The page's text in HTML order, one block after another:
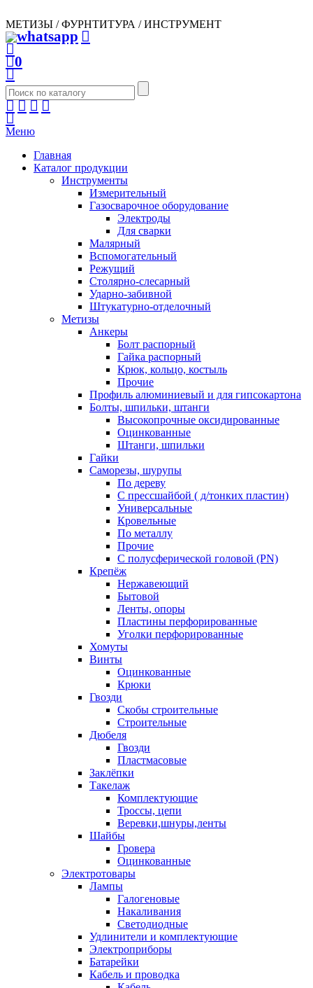
МЕТИЗЫ / ФУРНТИТУРА / ИНСТРУМЕНТ
0
Меню
Главная
Каталог продукции
Инструменты
Измерительный
Газосварочное оборудование
Электроды
Для сварки
Малярный
Вспомогательный
Режущий
Столярно-слесарный
Ударно-забивной
Штукатурно-отделочный
Метизы
Анкеры
Болт распорный
Гайка распорный
Крюк, кольцо, костыль
Прочие
Профиль алюминиевый и для гипсокартона
Болты, шпильки, штанги
Высокопрочные оксидированные
Оцинкованные
Штанги, шпильки
Гайки
Саморезы, шурупы
По дереву
С прессшайбой ( д/тонких пластин)
Универсальные
Кровельные
По металлу
Прочие
С полусферической головой (PN)
Крепёж
Нержавеющий
Бытовой
Ленты, опоры
Пластины перфорированные
Уголки перфорированные
Хомуты
Винты
Оцинкованные
Крюки
Гвозди
Скобы строительные
Строительные
Дюбеля
Гвозди
Пластмасовые
Заклёпки
Такелаж
Комплектующие
Троссы, цепи
Веревки,шнуры,ленты
Шайбы
Гровера
Оцинкованные
Электротовары
Лампы
Галогеновые
Накаливания
Светодиодные
Удлинители и комплектующие
Электроприборы
Батарейки
Кабель и проводка